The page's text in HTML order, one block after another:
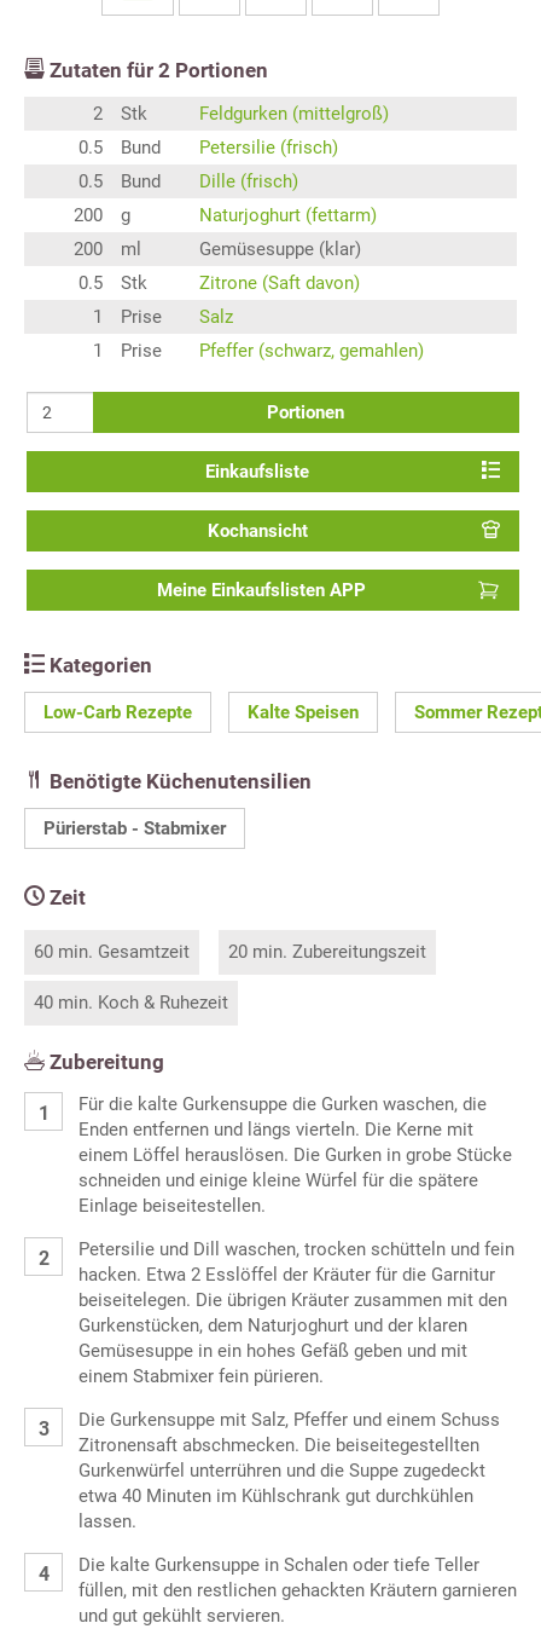
Zutaten für 2 Portionen
2 Stk
Feldgurken (mittelgroß)
0.5
Bund
Petersilie (frisch)
0.5
Bund
Dille (frisch)
200
g
Naturjoghurt (fettarm)
200
ml
Gemüsesuppe (klar)
0.5
Stk
Zitrone (Saft davon)
1
Prise
Salz
1
Prise Pfeffer (schwarz, gemahlen)
Portionen
Einkaufsliste
Kochansicht
Meine Einkaufslisten APP
Kategorien
Low-Carb Rezepte Kalte Speisen Sommer
Benötigte Küchenutensilien
Pürierstab - Stabmixer
Zeit
60 min. Gesamtzeit 20 min. Zubereitungszeit
40 min. Koch & Ruhezeit
Zubereitung
Für die kalte Gurkensuppe die Gurken waschen, die
Enden entfernen und längs vierteln. Die Kerne mit
einem Löffel herauslösen. Die Gurken in grobe Stücke
schneiden und einige kleine Würfel für die spätere
Einlage beiseitestellen.
Petersilie und Dill waschen, trocken schütteln und fein
hacken. Etwa 2 Esslöffel der Kräuter für die Garnitur
beiseitelegen. Die übrigen Kräuter zusammen mit den
Gurkenstücken, dem Naturjoghurt und der klaren
Gemüsesuppe in ein hohes Gefäß geben und mit
einem Stabmixer fein pürieren.
Die Gurkensuppe mit Salz, Pfeffer und einem Schuss
Zitronensaft abschmecken. Die beiseitegestellten
Gurkenwürfel unterrühren und die Suppe zugedeckt
etwa 40 Minuten im Kühlschrank gut durchkühlen
lassen.
Die kalte Gurkensuppe in Schalen oder tiefe Teller
füllen, mit den restlichen gehackten Kräutern garnieren
und gut gekühlt servieren.